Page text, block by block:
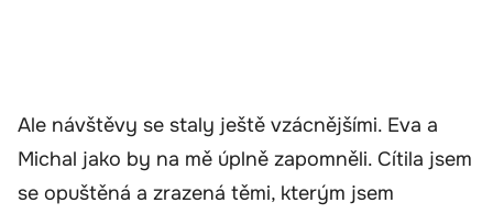
Ale návštěvy se staly ještě vzácnějšími. Eva a
Michal jako by na mě úplně zapomněli. Cítila jsem
se opuštěná a zrazená těmi, kterým jsem